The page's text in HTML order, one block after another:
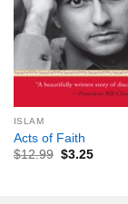
ISLAM
Acts of Faith
$12.99 $3.25